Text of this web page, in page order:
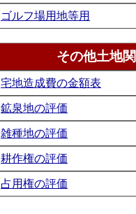
ゴルフ場用地等用
その他土地
宅地造成費の金額表
鉱泉地の評価
雑種地の評価
耕作権の評価
占用権の評価